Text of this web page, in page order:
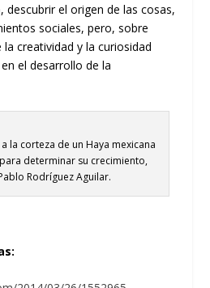
el origen de las cosas,
sociales, pero, sobre
creatividad y la curiosidad
el desarrollo de la
la corteza de un Haya mexicana
determinar su crecimiento,
Rodríguez Aguilar.